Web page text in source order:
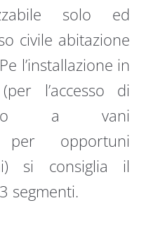
solo ed
civile abitazione
l’installazione in
l’accesso di
a vani
per opportuni
si consiglia il
segmenti.